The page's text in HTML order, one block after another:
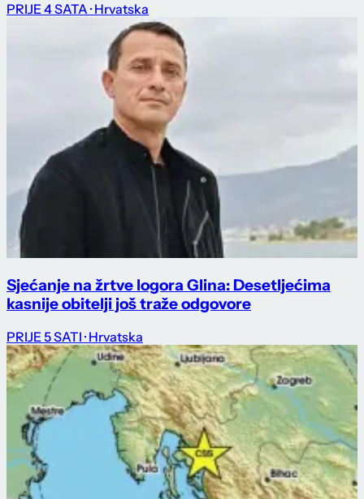
PRIJE 4 SATA · Hrvatska
Sjećanje na žrtve logora Glina: Desetljećima
kasnije obitelji još traže odgovore
PRIJE 5 SATI · Hrvatska